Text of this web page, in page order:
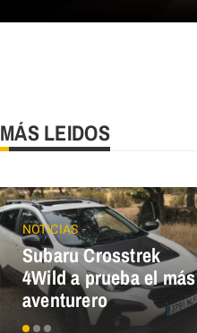
MÁS LEIDOS
NOTICIAS
Subaru Crosstrek
4Wild a prueba el más
aventurero